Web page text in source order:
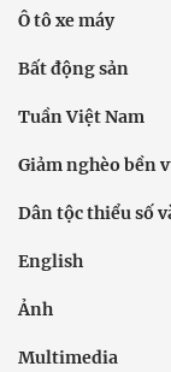
Ô tô xe máy
Bất động sản
Tuần Việt Nam
Giảm nghèo bền
Dân tộc thiểu số
English
Ảnh
Multimedia